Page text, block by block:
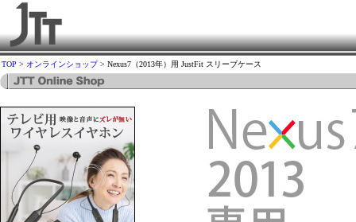
TOP > オンラインショップ> Nexus7（2013年）用 JustFit スリーブケース